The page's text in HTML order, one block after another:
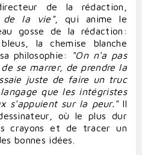
de la rédaction,
de la vie", qui anime le
gosse de la rédaction:
la chemise blanche
philosophie:
"On n'a pas
se marrer, de prendre la
juste de faire un truc
que les intégristes
s'appuient sur la peur."Il
où le plus dur
crayons et de tracer un
bonnes idées